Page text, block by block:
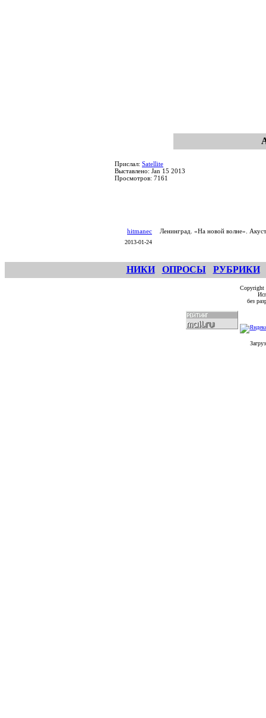
Прислал: Satellite
Выставлено: Jan 15 2013
Просмотров: 7161
hitmanec
2013-01-24
Ленинград. «На новой волне».
НИКИ ОПРОСЫ РУБРИКИ
без